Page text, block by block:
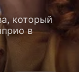
который
в